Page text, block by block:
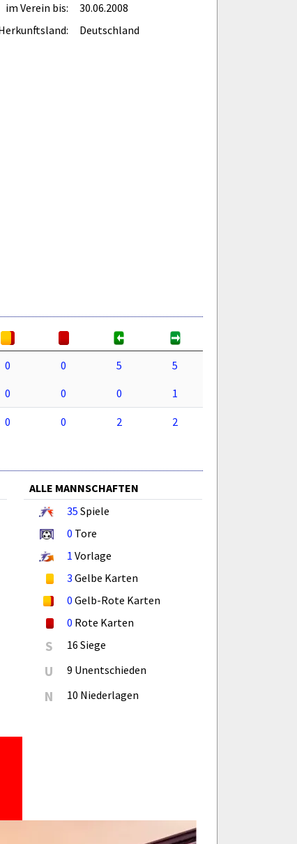
im Verein bis:
30.06.2008
Deutschland
0 0 5
5
0 0 0 1
0 0 2 2
ALLE MANNSCHAFTEN
35 Spiele
0 Tore
1 Vorlage
3 Gelbe Karten
0 Gelb-Rote Karten
0 Rote Karten
S 16 Siege
U 9 Unentschieden
N 10 Niederlagen